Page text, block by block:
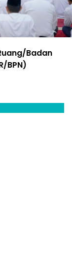
Badan
BPN)